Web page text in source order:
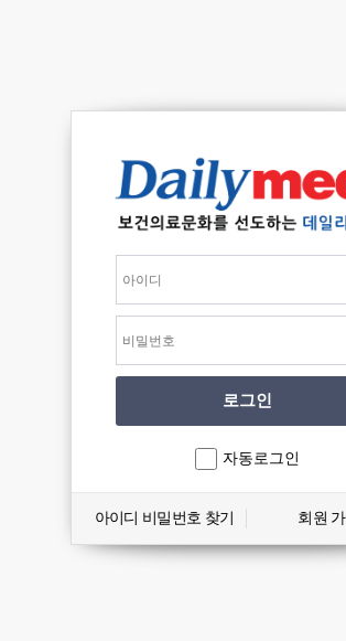
자동로그인
아이디 비밀번호 찾기 회원